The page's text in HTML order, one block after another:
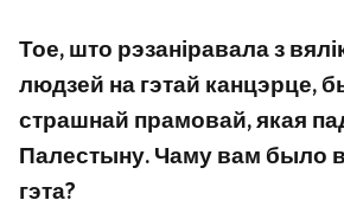
Тое, што рэзаніравала з
людзей на гэтай канцэрце,
страшнай прамовай, якая
Палестыну. Чаму вам было
гэта?